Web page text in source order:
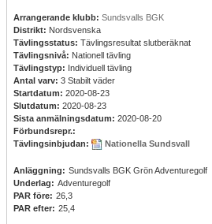
Arrangerande klubb: Sundsvalls BGK
Distrikt: Nordsvenska
Tävlingsstatus: Tävlingsresultat slutberäknat
Tävlingsnivå: Nationell tävling
Tävlingstyp: Individuell tävling
Antal varv: 3 Stabilt väder
Startdatum: 2020-08-23
Slutdatum: 2020-08-23
Sista anmälningsdatum: 2020-08-20
Förbundsrepr.:
Tävlingsinbjudan:
Nationella Sundsvall
Anläggning: Sundsvalls BGK Grön Adventuregolf
Underlag: Adventuregolf
PAR före: 26,3
PAR efter: 25,4